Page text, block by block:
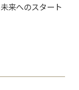
来へのスタート